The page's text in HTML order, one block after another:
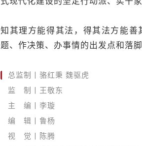
知其理方能得其法，得其法方能
题、作决策、办事情的出发点和落
总监制丨骆红秉 魏驱虎
监 制丨王敬东
主 编丨李璇
编 辑丨鲁杨
视 觉丨陈腾